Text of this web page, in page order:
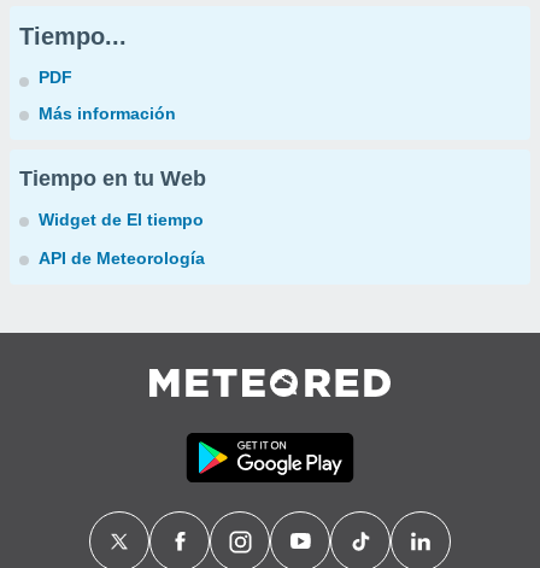
Tiempo...
PDF
Más información
Tiempo en tu Web
Widget de El tiempo
API de Meteorología